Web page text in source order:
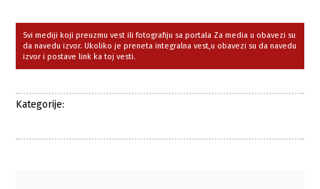
Svi mediji koji preuzmu vest ili fotografiju sa portala Za media u obavezi su
da navedu izvor. Ukoliko je preneta integralna vest,u obavezi su da navedu
izvor i postave link ka toj vesti.
Kategorije: